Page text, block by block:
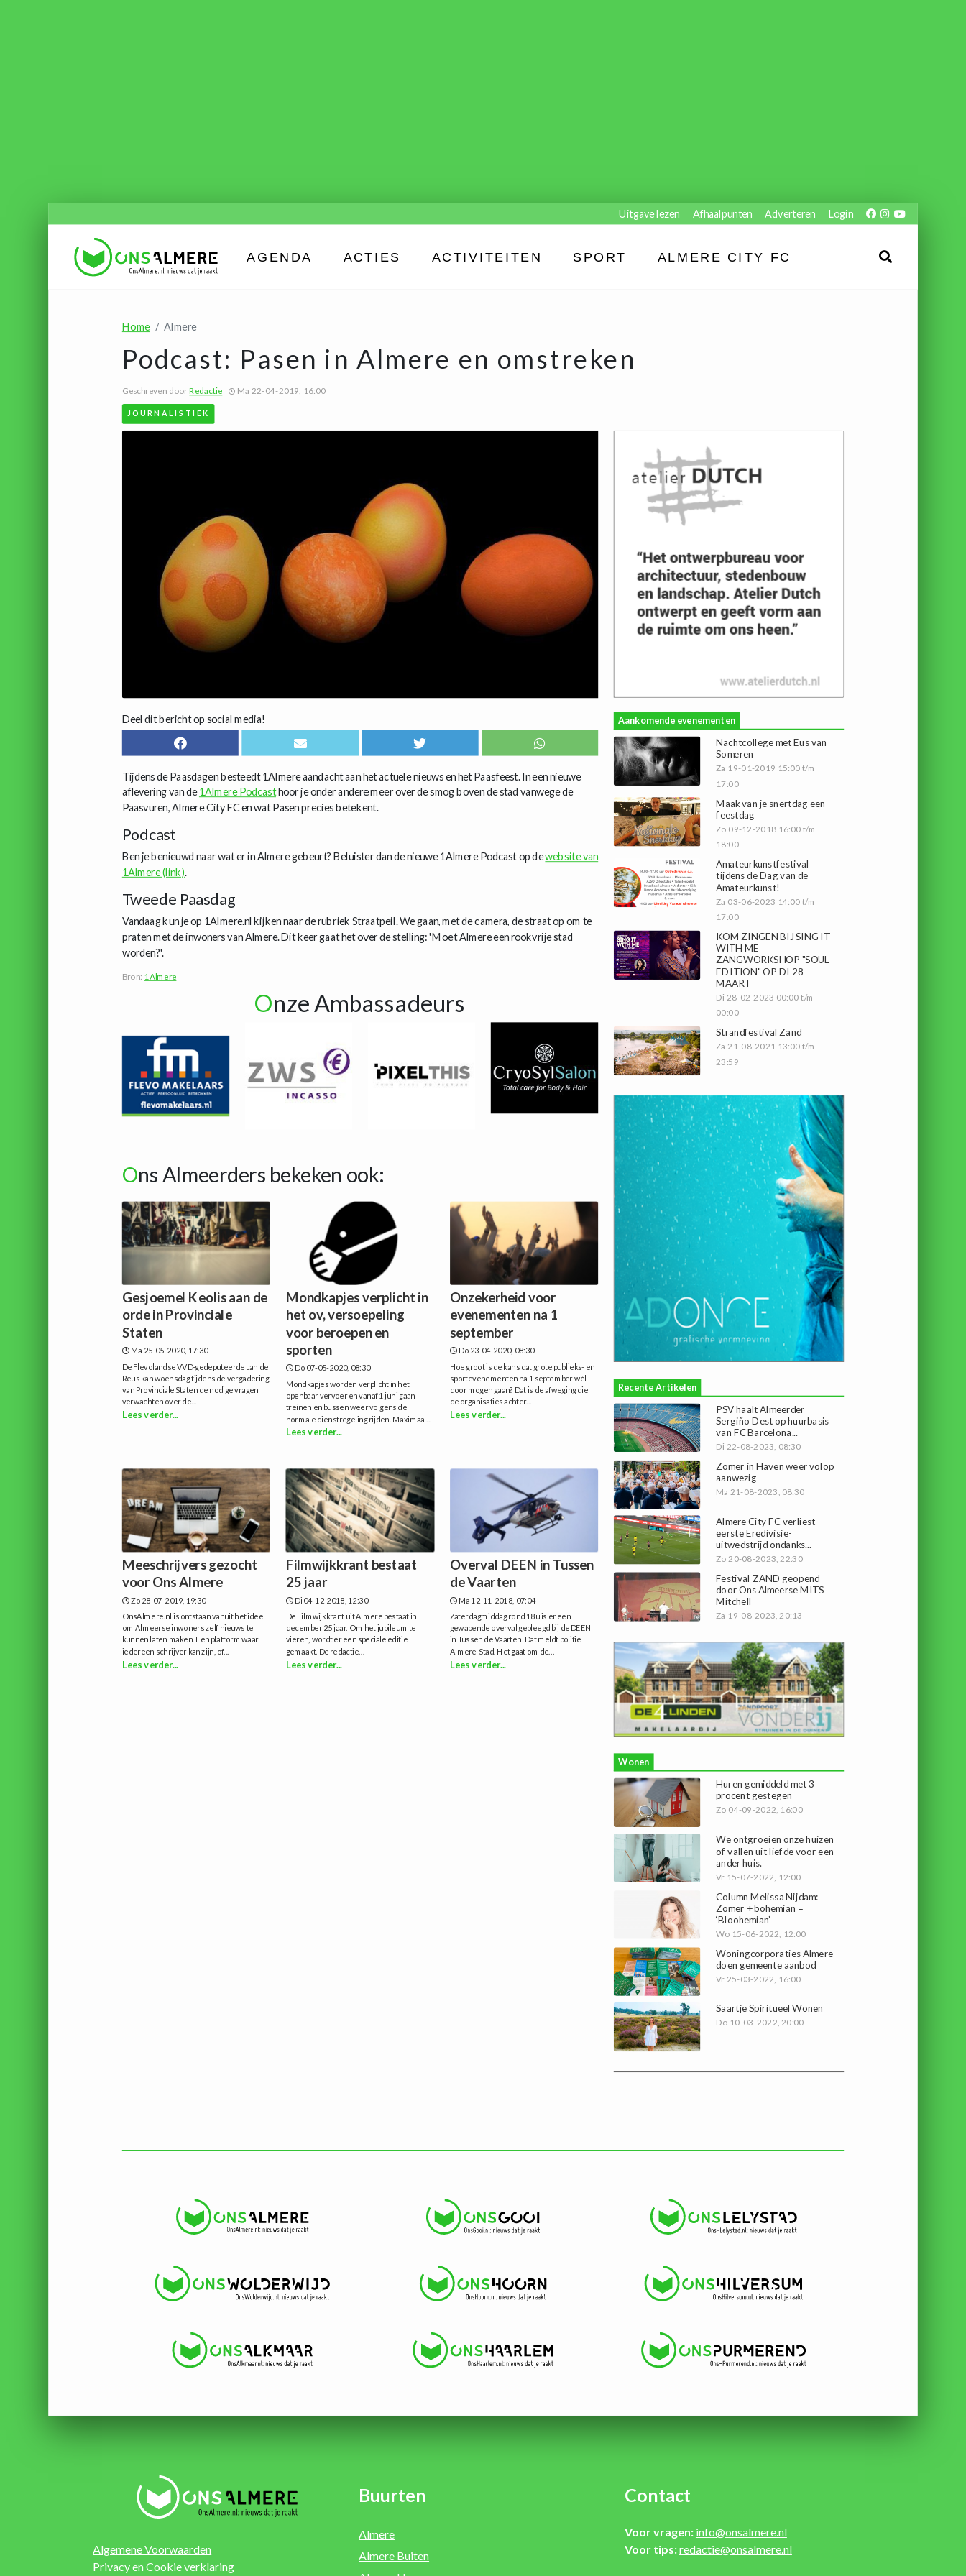
Uitgave lezen Afhaalpunten Adverteren Login
AGENDA ACTIES ACTIVITEITEN SPORT ALMERE CITY FC
Home Almere
Podcast: Pasen in Almere en omstreken
Geschreven doorRedactie Ma 22-04-2019, 16:00
JOURNALISTIEK
Deel dit bericht op social media!
Tijdens de Paasdagen besteedt 1Almere aandacht aan het actuele nieuws en het Paasfeest. In een nieuwe
aflevering van de1Almere Podcasthoor je onder andere meer over de smog boven de stad vanwege de
Paasvuren, Almere City FC en wat Pasen precies betekent.
Podcast
Ben je benieuwd naar wat er in Almere gebeurt? Beluister dan de nieuwe 1Almere Podcast op dewebsite van
1Almere (link).
Tweede Paasdag
Vandaag kun je op 1Almere.nl kijken naar de rubriek Straatpeil. We gaan, met de camera, de straat op om te
praten met de inwoners van Almere. Dit keer gaat het over de stelling: 'Moet Almere een rookvrije stad
worden?'.
Bron: 1Almere
Onze Ambassadeurs
Ons Almeerders bekeken ook:
Gesjoemel Keolis aan de
orde in Provinciale
Staten
Ma 25-05-2020, 17:30
De Flevolandse VVD-gedeputeerde Jan de
Reus kan woensdag tijdens de vergadering
van Provinciale Staten de nodige vragen
verwachten over de...
Lees verder...
Mondkapjes verplicht in
het ov, versoepeling
voor beroepen en
sporten
Do 07-05-2020, 08:30
Mondkapjes worden verplicht in het
openbaar vervoer en vanaf 1 juni gaan
treinen en bussen weer volgens de
normale dienstregeling rijden. Maximaal...
Lees verder...
Onzekerheid voor
evenementen na 1
september
Do 23-04-2020, 08:30
Hoe groot is de kans dat grote publieks- en
sportevenementen na 1 september wél
door mogen gaan? Dat is de afweging die
de organisaties achter...
Lees verder...
Meeschrijvers gezocht
voor Ons Almere
Zo 28-07-2019, 19:30
OnsAlmere.nl is ontstaan vanuit het idee
om Almeerse inwoners zelf nieuws te
kunnen laten maken. Een platform waar
iedereen schrijver kan zijn, of...
Lees verder...
Filmwijkkrant bestaat
25 jaar
Di 04-12-2018, 12:30
De Filmwijkkrant uit Almere bestaat in
december 25 jaar. Om het jubileum te
vieren, wordt er een speciale editie
gemaakt. De redactie...
Lees verder...
Overval DEEN in Tussen
de Vaarten
Ma 12-11-2018, 07:04
Zaterdagmiddag rond 18u is er een
gewapende overval gepleegd bij de DEEN
in Tussen de Vaarten. Dat meldt politie
Almere-Stad. Het gaat om de...
Lees verder...
Aankomende evenementen
Nachtcollege met Eus van
Someren
Za 19-01-2019 15:00 t/m
17:00
Maak van je snertdag een
feestdag
Zo 09-12-2018 16:00 t/m
18:00
Amateurkunstfestival
tijdens de Dag van de
Amateurkunst!
Za 03-06-2023 14:00 t/m
17:00
KOM ZINGEN BIJ SING IT
WITH ME
ZANGWORKSHOP "SOUL
EDITION" OP DI 28
MAART
Di 28-02-2023 00:00 t/m
00:00
Strandfestival Zand
Za 21-08-2021 13:00 t/m
23:59
Recente Artikelen
PSV haalt Almeerder
Sergiño Dest op huurbasis
van FC Barcelona...
Di 22-08-2023, 08:30
Zomer in Haven weer volop
aanwezig
Ma 21-08-2023, 08:30
Almere City FC verliest
eerste Eredivisie-
uitwedstrijd ondanks...
Zo 20-08-2023, 22:30
Festival ZAND geopend
door Ons Almeerse MITS
Mitchell
Za 19-08-2023, 20:13
Wonen
Huren gemiddeld met 3
procent gestegen
Zo 04-09-2022, 16:00
We ontgroeien onze huizen
of vallen uit liefde voor een
ander huis.
Vr 15-07-2022, 12:00
Column Melissa Nijdam:
Zomer + bohemian =
‘Bloohemian’
Wo 15-06-2022, 12:00
Woningcorporaties Almere
doen gemeente aanbod
Vr 25-03-2022, 16:00
Saartje Spiritueel Wonen
Do 10-03-2022, 20:00
Algemene Voorwaarden
Privacy en Cookie verklaring
Buurten
Almere
Almere Buiten
Contact
Voor vragen: info@onsalmere.nl
Voor tips:redactie@onsalmere.nl